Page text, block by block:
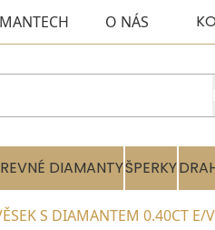
O NÁS
DIAMANTYŠPERKY
S DIAMANTEM 0.40CT E/